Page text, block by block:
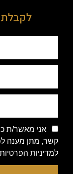
לקבלת
אני מאשר/ת
קשר, מתן מענה
למדיניות